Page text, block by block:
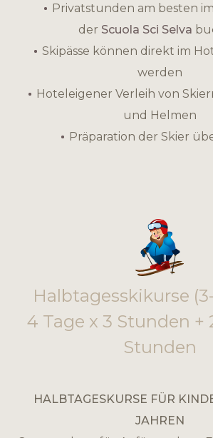
Privatstunden am besten
der Scuola Sci Selva
Skipässe können direkt im
werden
Hoteleigener Verleih von
und Helmen
Präparation der Skier
Halbtagesskikurse
4 Tage x 3 Stunden +
Stunden
HALBTAGESKURSE FÜR
JAHREN